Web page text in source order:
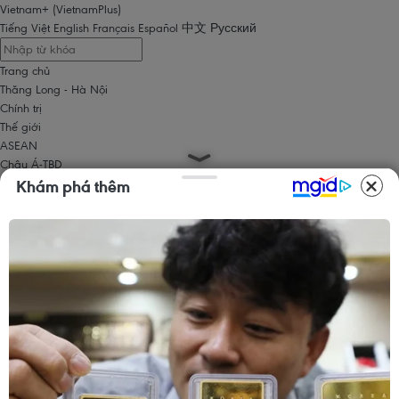
Vietnam+ (VietnamPlus)
Tiếng Việt English Français Español 中文 Русский
Trang chủ
Thăng Long - Hà Nội
Chính trị
Thế giới
ASEAN
Châu Á-TBD
Trung Đông
Châu Mỹ
Kinh tế
Kinh doanh
Tín dụng nông thôn
Chứng khoán
Bất động sản
Doanh nghiệp
Thông tin doanh nghiệp
Khám phá thêm